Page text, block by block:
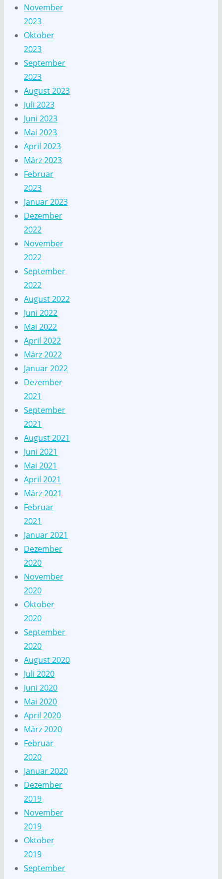
November
2023
Oktober
2023
September
2023
August 2023
Juli 2023
Juni 2023
Mai 2023
April 2023
März 2023
Februar
2023
Januar 2023
Dezember
2022
November
2022
September
2022
August 2022
Juni 2022
Mai 2022
April 2022
März 2022
Januar 2022
Dezember
2021
September
2021
August 2021
Juni 2021
Mai 2021
April 2021
März 2021
Februar
2021
Januar 2021
Dezember
2020
November
2020
Oktober
2020
September
2020
August 2020
Juli 2020
Juni 2020
Mai 2020
April 2020
März 2020
Februar
2020
Januar 2020
Dezember
2019
November
2019
Oktober
2019
September